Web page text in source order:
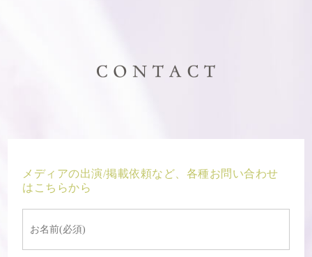
メディアの出演/掲載依頼など、各種お問い合わせ
はこちらから